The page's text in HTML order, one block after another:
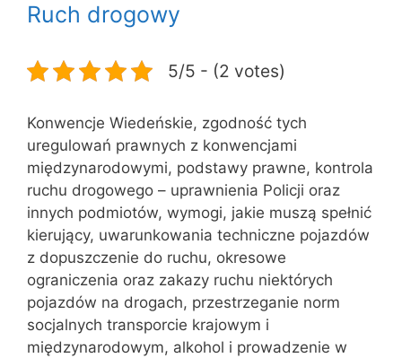
Ruch drogowy
5/5 - (2 votes)
Konwencje Wiedeńskie, zgodność tych
uregulowań prawnych z konwencjami
międzynarodowymi, podstawy prawne, kontrola
ruchu drogowego – uprawnienia Policji oraz
innych podmiotów, wymogi, jakie muszą spełnić
kierujący, uwarunkowania techniczne pojazdów
z dopuszczenie do ruchu, okresowe
ograniczenia oraz zakazy ruchu niektórych
pojazdów na drogach, przestrzeganie norm
socjalnych transporcie krajowym i
międzynarodowym, alkohol i prowadzenie w